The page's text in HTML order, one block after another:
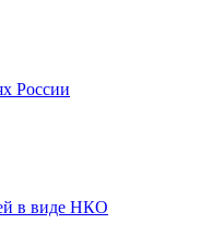
России
в виде НКО